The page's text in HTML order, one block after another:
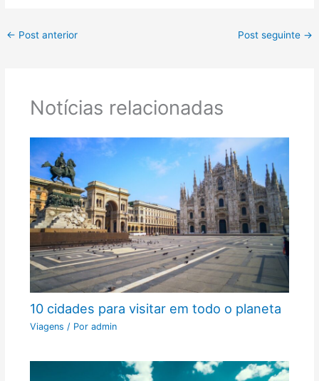
← Post anterior Post seguinte →
Notícias relacionadas
10 cidades para visitar em todo o planeta
Viagens / Por admin